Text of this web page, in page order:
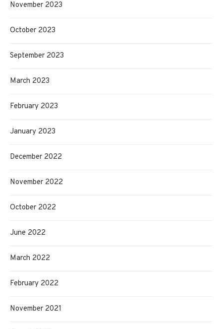
November 2023
October 2023
September 2023
March 2023
February 2023
January 2023
December 2022
November 2022
October 2022
June 2022
March 2022
February 2022
November 2021